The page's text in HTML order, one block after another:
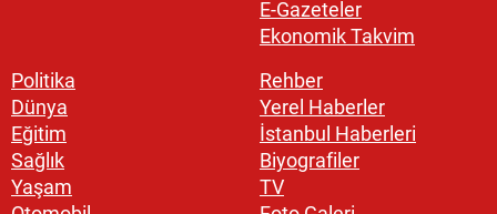
E-Gazeteler
Ekonomik Takvim
Politika
Dünya
Eğitim
Sağlık
Yaşam
Rehber
Yerel Haberler
İstanbul Haberleri
Biyografiler
TV